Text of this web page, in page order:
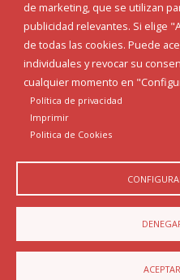
de marketing, que se utilizan
publicidad relevantes. Si elige
de todas las cookies. Puede
individuales y revocar su
cualquier momento en
Política de privacidad
Imprimir
Politica de Cookies